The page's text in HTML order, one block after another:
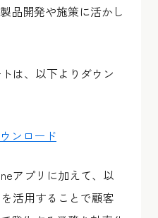
品開発や施策に活かし
は、以下よりダウン
ンロード
アプリに加えて、以
活用することで顧客